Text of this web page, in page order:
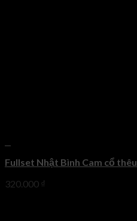
Fullset Nhật Bình Cam cổ thêu
320.000 ₫